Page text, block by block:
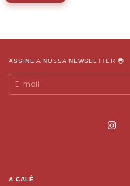
ASSINE A NOSSA NEWSLETTER 😎
A CALÊ